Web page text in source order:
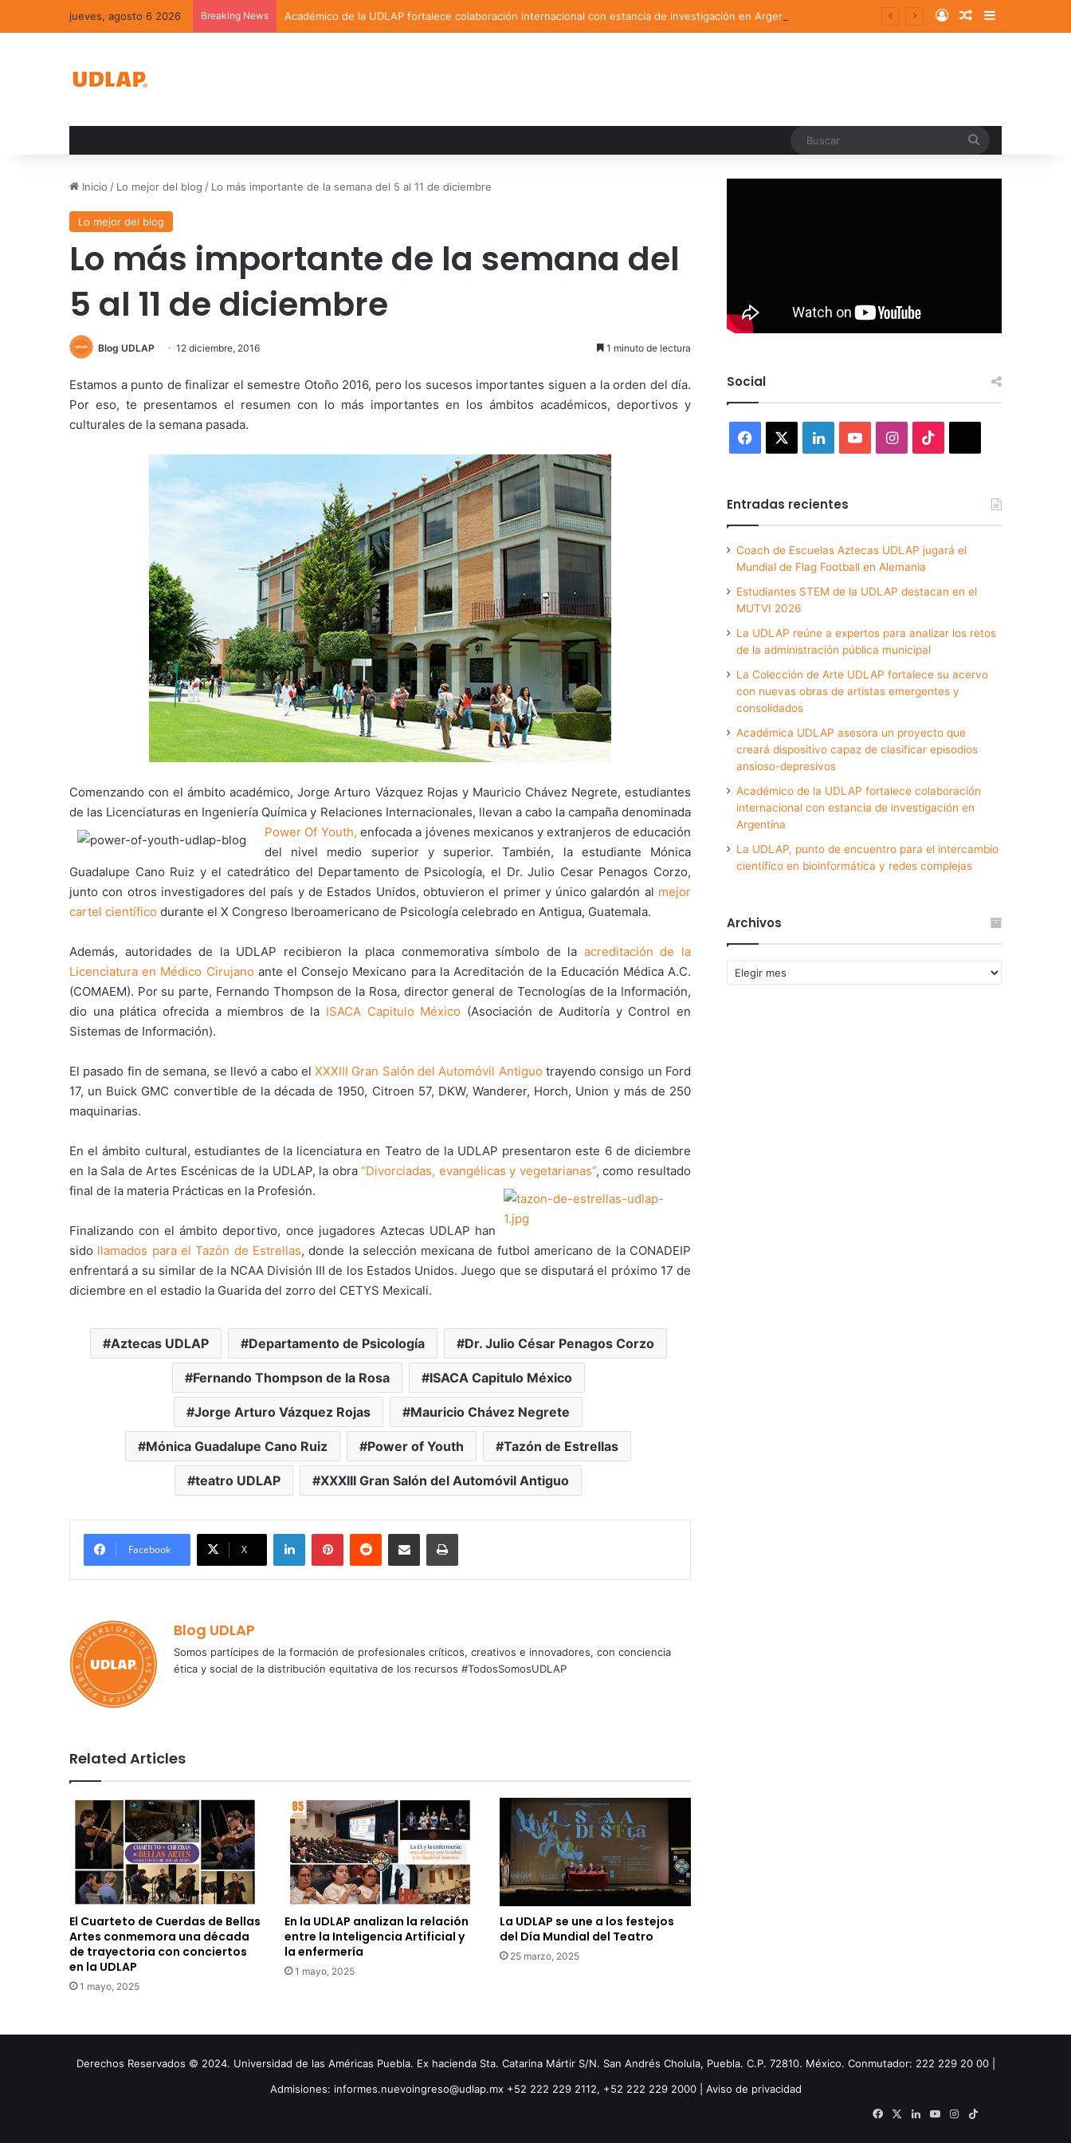
jueves, agosto 6 2026 Breaking News Académico de la UDLAP fortalece colaboración internacional con estancia de investigación en Argentina Log InRandom Article
Sidebar
Inicio / Lo mejor del blog / Lo más importante de la semana del 5 al 11 de diciembre
Lo mejor del blog
Lo más importante de la semana del
5 al 11 de diciembre
Blog UDLAP 12 diciembre, 2016 1 minuto de lectura
Estamos a punto de finalizar el semestre Otoño 2016, pero los sucesos importantes siguen a la orden del día.
Por eso, te presentamos el resumen con lo más importantes en los ámbitos académicos, deportivos y
culturales de la semana pasada.
Comenzando con el ámbito académico, Jorge Arturo Vázquez Rojas y Mauricio Chávez Negrete, estudiantes
de las Licenciaturas en Ingeniería Química y Relaciones Internacionales, llevan a cabo la campaña denominada
Power Of Youth, enfocada a jóvenes mexicanos y extranjeros de educación
del nivel medio superior y superior. También, la estudiante Mónica
Guadalupe Cano Ruiz y el catedrático del Departamento de Psicología, el Dr. Julio Cesar Penagos Corzo,
junto con otros investigadores del país y de Estados Unidos, obtuvieron el primer y único galardón al mejor
cartel científico durante el X Congreso Iberoamericano de Psicología celebrado en Antigua, Guatemala.
Además, autoridades de la UDLAP recibieron la placa conmemorativa símbolo de la acreditación de la
Licenciatura en Médico Cirujano ante el Consejo Mexicano para la Acreditación de la Educación Médica A.C.
(COMAEM). Por su parte, Fernando Thompson de la Rosa, director general de Tecnologías de la Información,
dio una plática ofrecida a miembros de la ISACA Capitulo México (Asociación de Auditoría y Control en
Sistemas de Información).
El pasado fin de semana, se llevó a cabo elXXXIII Gran Salón del Automóvil Antiguo trayendo consigo un Ford
17, un Buick GMC convertible de la década de 1950, Citroen 57, DKW, Wanderer, Horch, Union y más de 250
maquinarias.
En el ámbito cultural, estudiantes de la licenciatura en Teatro de la UDLAP presentaron este 6 de diciembre
en la Sala de Artes Escénicas de la UDLAP, la obra“Divorciadas, evangélicas y vegetarianas”, como resultado
final de la materia Prácticas en la Profesión.
Finalizando con el ámbito deportivo, once jugadores Aztecas UDLAP han
sido llamados para el Tazón de Estrellas, donde la selección mexicana de futbol americano de la CONADEIP
enfrentará a su similar de la NCAA División III de los Estados Unidos. Juego que se disputará el próximo 17 de
diciembre en el estadio la Guarida del zorro del CETYS Mexicali.
Aztecas UDLAP Departamento de Psicología Dr. Julio César Penagos Corzo
Fernando Thompson de la Rosa ISACA Capitulo México
Jorge Arturo Vázquez Rojas Mauricio Chávez Negrete
Mónica Guadalupe Cano Ruiz Power of Youth Tazón de Estrellas
teatro UDLAP XXXIII Gran Salón del Automóvil Antiguo
Facebook X
LinkedInPinterestReddit Share via Email Print
Blog UDLAP
Somos partícipes de la formación de profesionales críticos, creativos e innovadores, con conciencia
ética y social de la distribución equitativa de los recursos #TodosSomosUDLAP
Related Articles
El Cuarteto de Cuerdas de Bellas
Artes conmemora una década
de trayectoria con conciertos
en la UDLAP
1 mayo, 2025
En la UDLAP analizan la relación
entre la Inteligencia Artificial y
la enfermería
1 mayo, 2025
La UDLAP se une a los festejos
del Día Mundial del Teatro
25 marzo, 2025
Social
Facebook LinkedInYouTubeInstagram
Entradas recientes
Coach de Escuelas Aztecas UDLAP jugará el
Mundial de Flag Football en Alemania
Estudiantes STEM de la UDLAP destacan en el
MUTVI 2026
La UDLAP reúne a expertos para analizar los retos
de la administración pública municipal
La Colección de Arte UDLAP fortalece su acervo
con nuevas obras de artistas emergentes y
consolidados
Académica UDLAP asesora un proyecto que
creará dispositivo capaz de clasificar episodios
ansioso-depresivos
Académico de la UDLAP fortalece colaboración
internacional con estancia de investigación en
Argentina
La UDLAP, punto de encuentro para el intercambio
científico en bioinformática y redes complejas
Archivos
Archivos
Derechos Reservados © 2024. Universidad de las Américas Puebla. Ex hacienda Sta. Catarina Mártir S/N. San Andrés Cholula, Puebla. C.P. 72810. México. Conmutador: 222 229 20 00 |
Admisiones: informes.nuevoingreso@udlap.mx +52 222 229 2112, +52 222 229 2000 | Aviso de privacidad
Facebook
X LinkedInYouTubeInstagram
TikTok